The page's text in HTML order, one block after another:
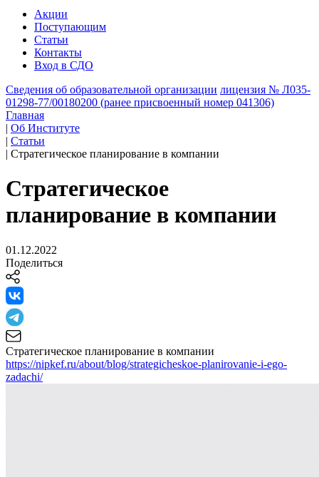
Акции
Поступающим
Статьи
Контакты
Вход в СДО
Сведения об образовательной организации лицензия № Л035-
01298-77/00180200 (ранее присвоенный номер 041306)
Главная
| Об Институте
| Статьи
| Стратегическое планирование в компании
Стратегическое
планирование в компании
01.12.2022
Поделиться
Стратегическое планирование в компании
https://nipkef.ru/about/blog/strategicheskoe-planirovanie-i-ego-
zadachi/